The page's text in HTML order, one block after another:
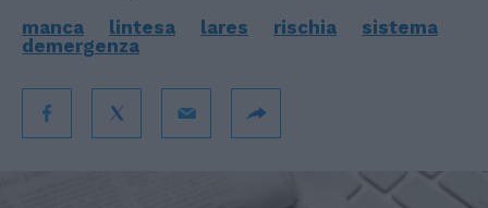
manca lintesa lares rischia
sistema
demergenza